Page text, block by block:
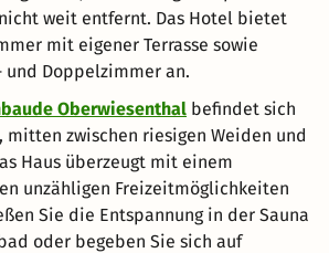
weit entfernt. Das Hotel bietet
mit eigener Terrasse sowie
Doppelzimmer an.
Oberwiesenthal befindet sich
zwischen riesigen Weiden und
Haus überzeugt mit einem
unzähligen Freizeitmöglichkeiten
Sie die Entspannung in der Sauna
oder begeben Sie sich auf